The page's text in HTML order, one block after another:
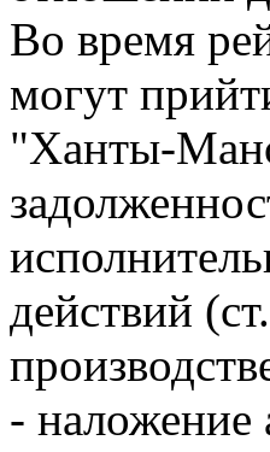
Во время
могут
"Ханты-
действий
- наложение